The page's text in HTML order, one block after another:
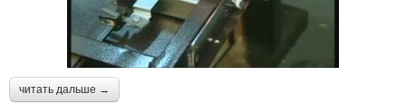
читать дальше →